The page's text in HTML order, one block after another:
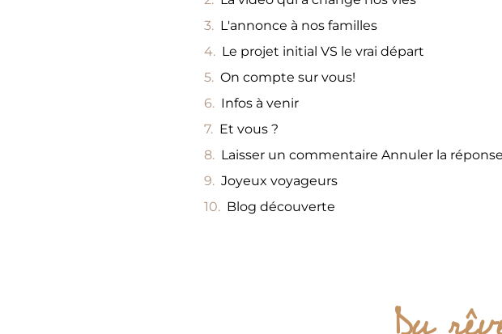
L'annonce à nos familles
Le projet initial VS le vrai départ
On compte sur vous!
Infos à venir
Et vous ?
Laisser un commentaire Annuler la réponse
Joyeux voyageurs
Blog découverte